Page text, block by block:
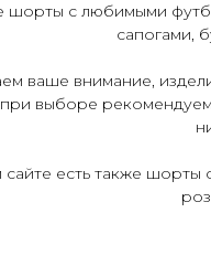
шорты с любимыми
сапогами,
ваше внимание,
выборе
есть также шорты